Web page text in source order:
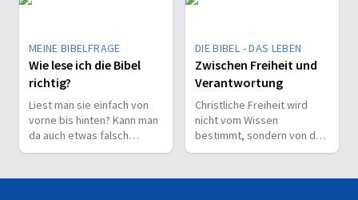
Menschen zu bekennen.
MEINE BIBELFRAGE
Wie lese ich die Bibel
richtig?
Liest man sie einfach von
vorne bis hinten? Kann man
da auch etwas falsch
machen? Wie interpretiert
DIE BIBEL - DAS LEBEN
Zwischen Freiheit und
Verantwortung
Christliche Freiheit wird
nicht vom Wissen
bestimmt, sondern von der
Beziehung zum Nächsten –